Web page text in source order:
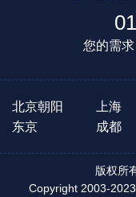
您的需
北京朝阳 上海
东京
成都
版权所
Copyright 2003-